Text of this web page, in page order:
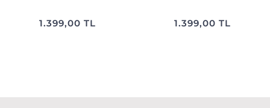
1.399,00 TL 1.399,00 TL